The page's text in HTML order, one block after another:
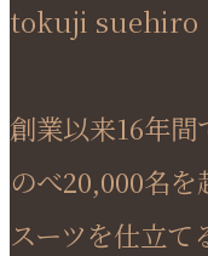
tokuji suehiro
創業以来16年間
のべ20,000名
スーツを仕立て